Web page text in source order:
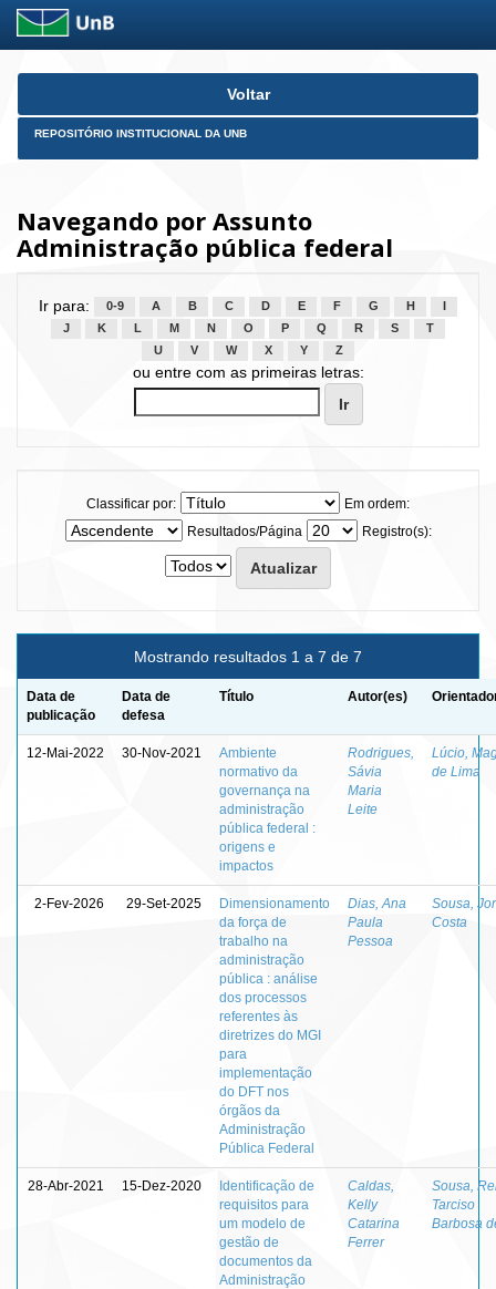
Skip
Voltar
REPOSITÓRIO INSTITUCIONAL DA UNB
Navegando por Assunto
Administração pública federal
Ir para: 0-9 A B C D E F G H
J
K L M N O P Q R S
T
U
V W X Y Z
ou entre com as primeiras letras:
Classificar por:
Em ordem:
Resultados/Página
Registro(s):
Mostrando resultados 1 a 7 de 7
Data de
publicação
Data de
defesa
Título Autor(es)
12-Mai-2022 30-Nov-2021
Ambiente
normativo da
governança na
administração
pública federal :
origens e
impactos
Rodrigues,
Sávia
Maria
Leite
Lúcio,
de Lima
2-Fev-2026 29-Set-2025
Dimensionamento
da força de
trabalho na
administração
pública : análise
dos processos
referentes às
diretrizes do MGI
para
implementação
do DFT nos
órgãos da
Administração
Pública Federal
Dias, Ana
Paula
Pessoa
Sousa,
Costa
28-Abr-2021 15-Dez-2020
Identificação de
requisitos para
um modelo de
gestão de
documentos da
Administração
Caldas,
Kelly
Catarina
Ferrer
Sousa,
Tarciso
Barbosa